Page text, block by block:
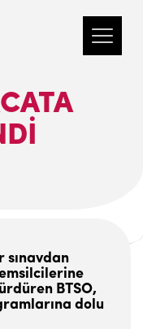
sınavdan
BTSO,
dolu